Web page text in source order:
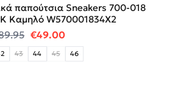
παπούτσια Sneakers 700-018
Καμηλό W570001834X2
Original price was: €89.95.
€49.00Η τρέχουσα τιμή
43 44 45 46